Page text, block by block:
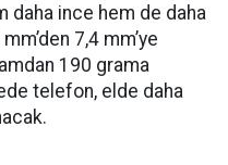
daha ince hem de daha
7,4 mm’ye
190 grama
telefon, elde daha